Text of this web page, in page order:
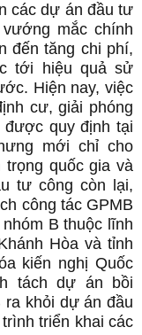
các dự án đầu tư
mắc chính
đến tăng chi phí,
tới hiệu quả sử
Hiện nay, việc
cư, giải phóng
được quy định tại
mới chỉ cho
quốc gia và
tư công còn lại,
công tác GPMB
B thuộc lĩnh
Hòa và tỉnh
kiến nghị Quốc
tách dự án bồi
khỏi dự án đầu
triển khai các